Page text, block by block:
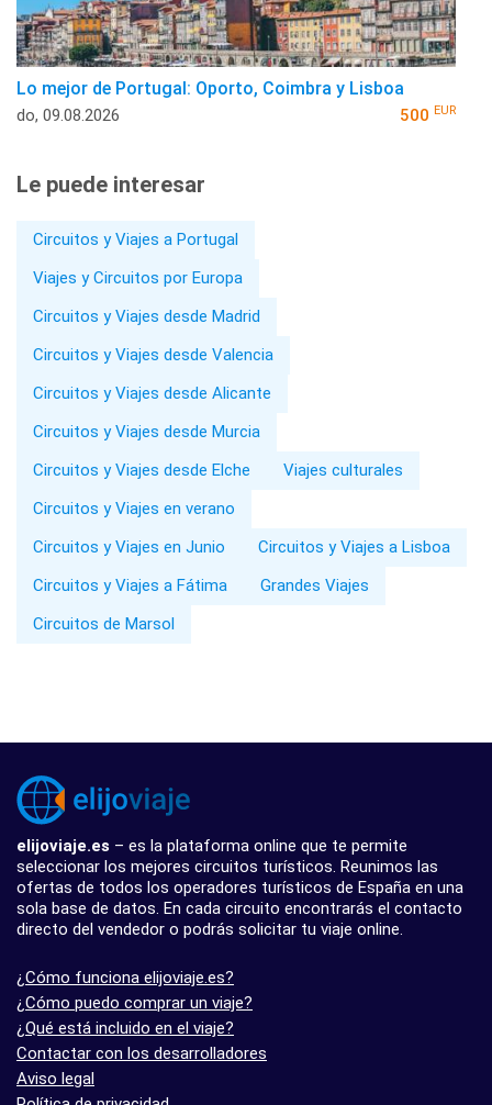
Lo mejor de Portugal: Oporto, Coimbra y Lisboa
do, 09.08.2026 500 EUR
Le puede interesar
Circuitos y Viajes a Portugal
Viajes y Circuitos por Europa
Circuitos y Viajes desde Madrid
Circuitos y Viajes desde Valencia
Circuitos y Viajes desde Alicante
Circuitos y Viajes desde Murcia
Circuitos y Viajes desde Elche
Viajes culturales
Circuitos y Viajes en verano
Circuitos y Viajes en Junio
Circuitos y Viajes a Lisboa
Circuitos y Viajes a Fátima
Grandes Viajes
Circuitos de Marsol
elijoviaje.es – es la plataforma online que te permite
seleccionar los mejores circuitos turísticos. Reunimos las
ofertas de todos los operadores turísticos de España en una
sola base de datos. En cada circuito encontrarás el contacto
directo del vendedor o podrás solicitar tu viaje online.
¿Cómo funciona elijoviaje.es?
¿Cómo puedo comprar un viaje?
¿Qué está incluido en el viaje?
Contactar con los desarrolladores
Aviso legal